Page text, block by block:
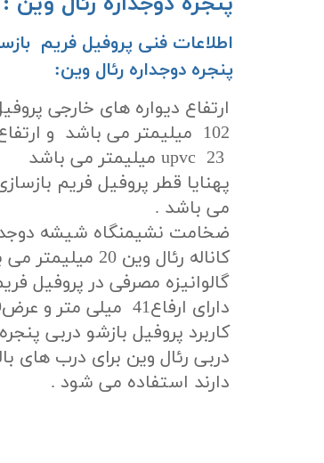
پنجره دوجداره رئال وین:
102 میلیمتر می باشد و
upvc 23 میلیمتر می باشد
می باشد .
کاناله رئال وین 20 میلیمتر می باشد
دارای ارفاع41 میلی متر و عرض29 میلی متر باشد .
کاربرد پروفیل بازشو دربی
دربی رئال وین برای درب های
دارند استفاده می شود .